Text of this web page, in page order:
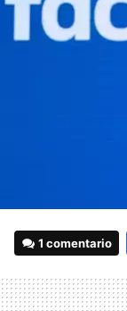
1 comentario